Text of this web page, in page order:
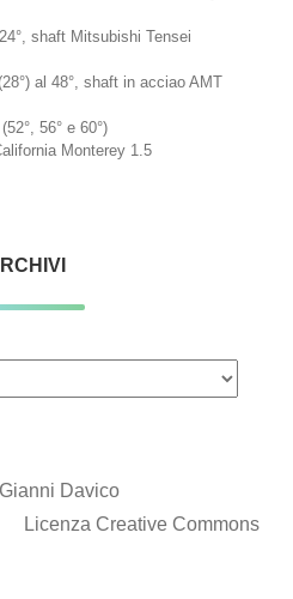
shaft Mitsubishi Tensei
al 48°, shaft in acciao AMT
56° e 60°)
Monterey 1.5
Davico
Licenza Creative Commons